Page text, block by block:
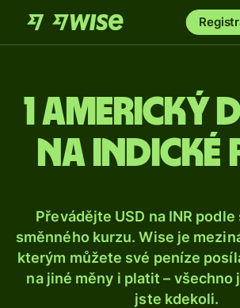
1 americký
na indické
Převádějte USD na INR
směnného kurzu. Wise je
kterým můžete své peníze
na jiné měny i platit – všechno
jste kdekoli.